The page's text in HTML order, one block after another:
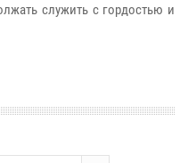
служить с гордостью и